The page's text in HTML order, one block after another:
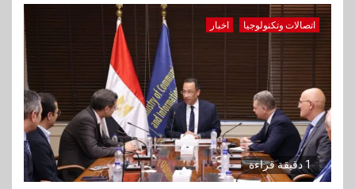
اتصالات وتكنولوجيا اخبار
1 دقيقة قراءة